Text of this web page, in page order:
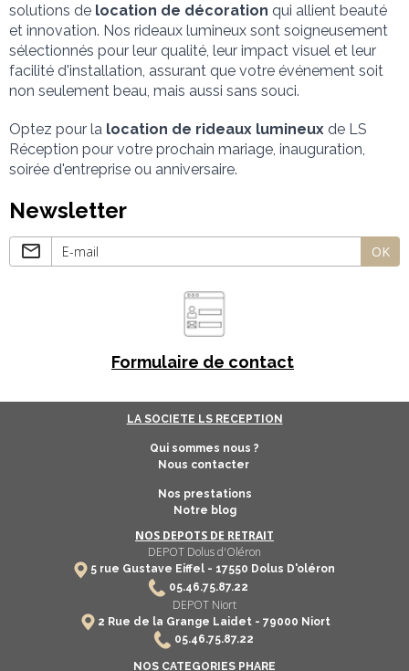
solutions de location de décoration qui allient beauté
et innovation. Nos rideaux lumineux sont soigneusement
sélectionnés pour leur qualité, leur impact visuel et leur
facilité d'installation, assurant que votre événement soit
non seulement beau, mais aussi sans souci.
Optez pour la location de rideaux lumineux de LS
Réception pour votre prochain mariage, inauguration,
soirée d'entreprise ou anniversaire.
Newsletter
OK
Formulaire de contact
LA SOCIETE LS RECEPTION
Qui sommes nous ?
Nous contacter
Nos prestations
Notre blog
NOS DEPOTS DE RETRAIT
DEPOT Dolus d'Oléron
5 rue Gustave Eiffel - 17550 Dolus D'oléron
05.46.75.87.22
DEPOT Niort
2 Rue de la Grange Laidet - 79000 Niort
05.46.75.87.22
NOS CATEGORIES PHARE